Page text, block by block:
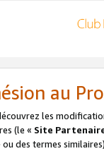
au
les
(le « Site
ou des termes